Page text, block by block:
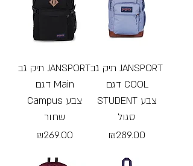
תיק גב JANSPORT
דגם Main
Campus צבע
שחור
Price
₪269.00
תיק גב JANSPORT
דגם COOL
STUDENT צבע
סגול
Price
₪289.00